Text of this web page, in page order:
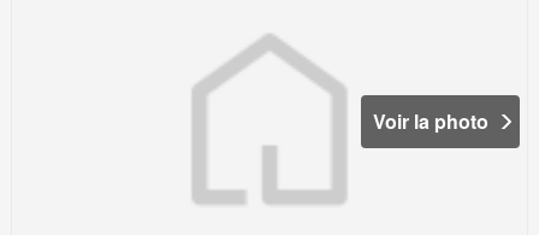
Voir la photo